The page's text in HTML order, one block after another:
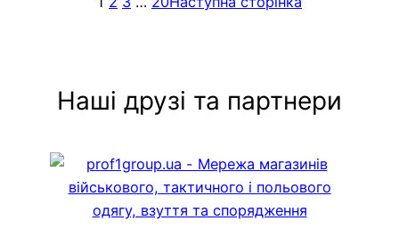
Наші друзі та партнери